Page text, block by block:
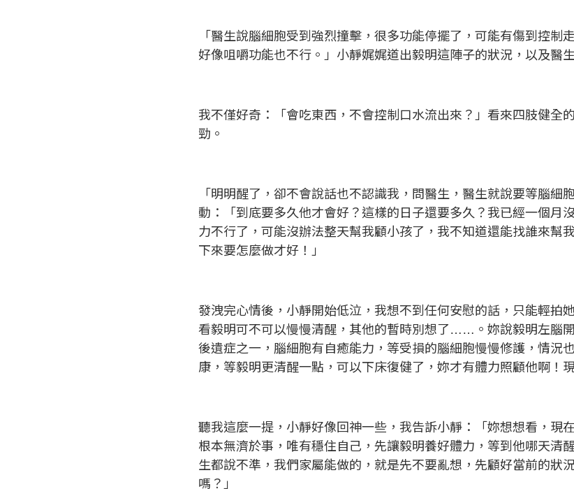
「醫生說腦細胞受到強烈撞擊，很多功能停擺了，可能有傷到控制
好像咀嚼功能也不行。」小靜娓娓道出毅明這陣子的狀況，以及醫
我不僅好奇：「會吃東西，不會控制口水流出來？」看來四肢健全
勁。
「明明醒了，卻不會說話也不認識我，問醫生，醫生就說要等腦
動：「到底要多久他才會好？這樣的日子還要多久？我已經一個月
力不行了，可能沒辦法整天幫我顧小孩了，我不知道還能找誰來幫
下來要怎麼做才好！」
發洩完心情後，小靜開始低泣，我想不到任何安慰的話，只能輕拍
看毅明可不可以慢慢清醒，其他的暫時別想了……。妳說毅明左腦
後遺症之一，腦細胞有自癒能力，等受損的腦細胞慢慢修護，情況
康，等毅明更清醒一點，可以下床復健了，妳才有體力照顧他啊！
聽我這麼一提，小靜好像回神一些，我告訴小靜：「妳想想看，現
根本無濟於事，唯有穩住自己，先讓毅明養好體力，等到他哪天清
生都說不準，我們家屬能做的，就是先不要亂想，先顧好當前的狀
嗎？」